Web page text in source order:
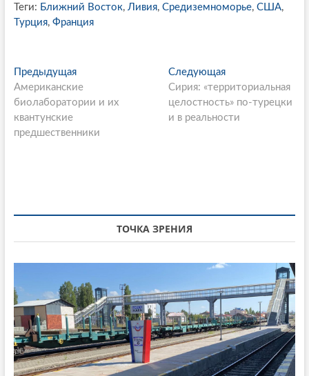
Теги: Ближний Восток, Ливия, Средиземноморье, США,
Турция, Франция
P
o
s
t
v
t
i
o
n
ПредыдущаяП
р
е
ы
ь
я
:
Американские
биолаборатории и их
квантунские
предшественники
Следующая
л
е
д
я
:
Сирия: «территориальная
целостность» по-турецки
и в реальности
ТОЧКА ЗРЕНИЯ